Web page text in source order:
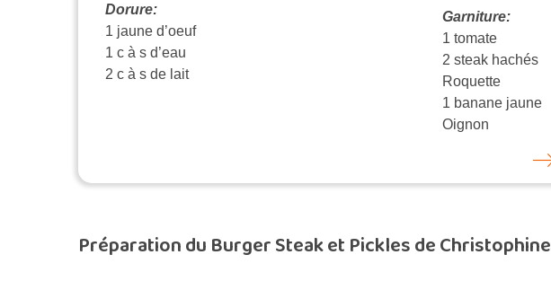
Dorure:
1 jaune d’oeuf
1 c à s d’eau
2 c à s de lait
Garniture:
1 tomate
2 steak hachés
Roquette
1 banane jaune
Oignon
Préparation du Burger Steak et Pickles de Christophine